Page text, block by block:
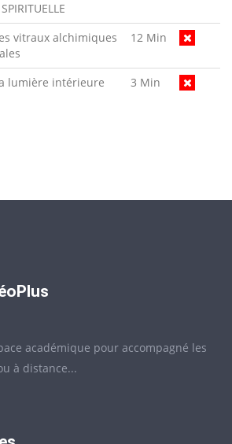
vitraux alchimiques
12 Min
lumière intérieure 3 Min
académique pour accompagné les
à distance...